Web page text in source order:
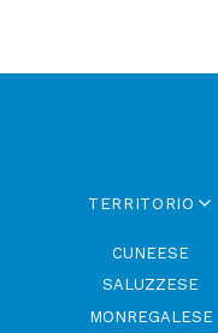
TERRITORIO
CUNEESE
SALUZZESE
MONREGALESE